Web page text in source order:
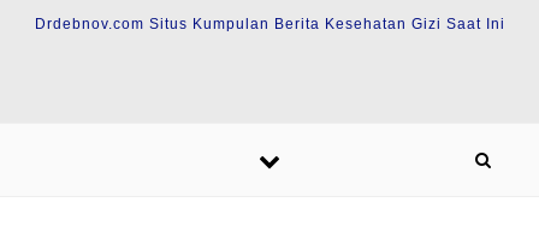
Drdebnov.com Situs Kumpulan Berita Kesehatan Gizi Saat Ini